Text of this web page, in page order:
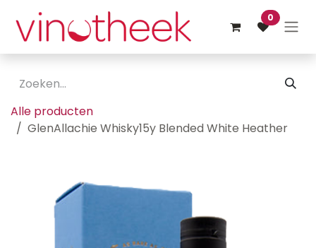
Overslaan naar inhoud
0
Alle producten
GlenAllachie Whisky15y Blended White Heather